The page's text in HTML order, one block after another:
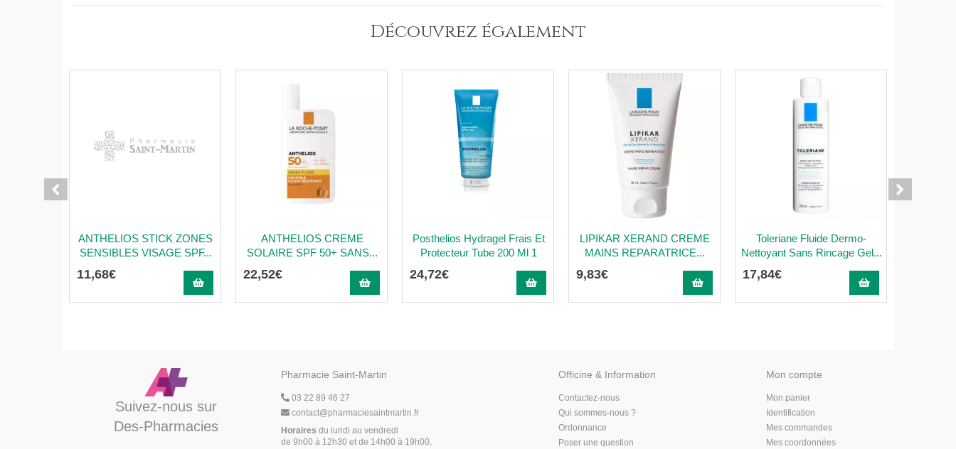
Découvrez également
ANTHELIOS STICK ZONES
SENSIBLES VISAGE SPF...
11,68€
ANTHELIOS CREME
SOLAIRE SPF 50+ SANS...
22,52€
Posthelios Hydragel Frais Et
Protecteur Tube 200 Ml 1
24,72€
LIPIKAR XERAND CREME
MAINS REPARATRICE...
9,83€
Toleriane Fluide Dermo-
Nettoyant Sans Rincage Gel...
17,84€
Suivez-nous sur
Des-Pharmacies
Pharmacie Saint-Martin
03 22 89 46 27
contact@pharmaciesaintmartin.fr
Horaires du lundi au vendredi
de 9h00 à 12h30 et de 14h00 à 19h00,
Officine & Information
Contactez-nous
Qui sommes-nous ?
Ordonnance
Poser une question
Mon compte
Mon panier
Identification
Mes commandes
Mes coordonnées